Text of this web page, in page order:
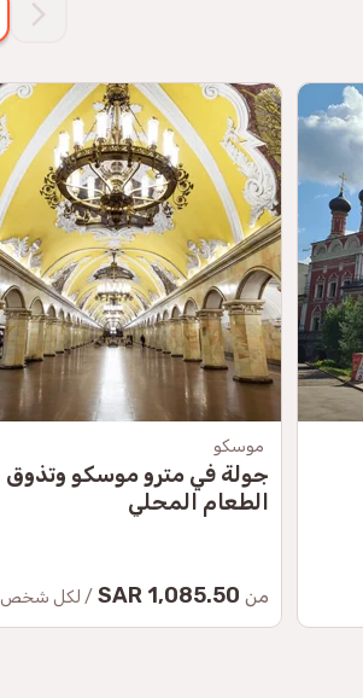
موسكو
جولة في مترو موسكو وتذوق
الطعام المحلي
من 1,085.50 SAR / لكل شخص